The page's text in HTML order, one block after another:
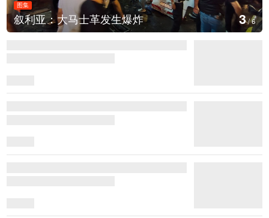
图集
云南弥勒：欢庆火把节 4/6